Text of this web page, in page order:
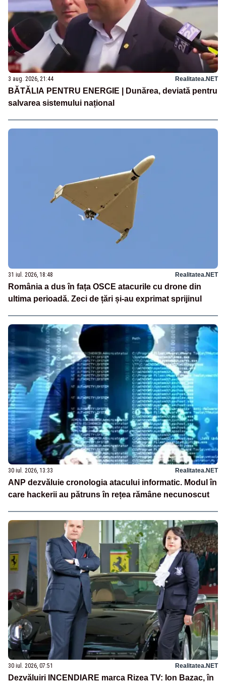
3 aug. 2026, 21:44 Realitatea.NET
BĂTĂLIA PENTRU ENERGIE | Dunărea, deviată pentru
salvarea sistemului național
31 iul. 2026, 18:48 Realitatea.NET
România a dus în fața OSCE atacurile cu drone din
ultima perioadă. Zeci de țări și-au exprimat sprijinul
30 iul. 2026, 13:33 Realitatea.NET
ANP dezvăluie cronologia atacului informatic. Modul în
care hackerii au pătruns în rețea rămâne necunoscut
30 iul. 2026, 07:51 Realitatea.NET
Dezvăluiri INCENDIARE marca Rizea TV: Ion Bazac, în